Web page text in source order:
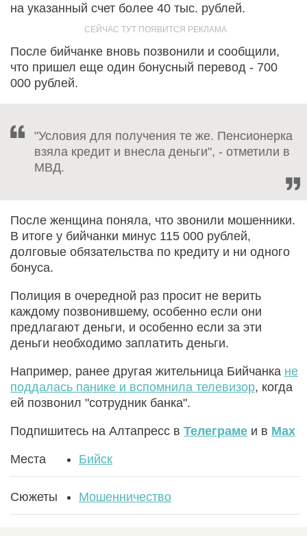
на указанный счет более 40 тыс. рублей.
После бийчанке вновь позвонили и сообщили,
что пришел еще один бонусный перевод - 700
000 рублей.
"Условия для получения те же. Пенсионерка
взяла кредит и внесла деньги", - отметили в
МВД.
После женщина поняла, что звонили мошенники.
В итоге у бийчанки минус 115 000 рублей,
долговые обязательства по кредиту и ни одного
бонуса.
Полиция в очередной раз просит не верить
каждому позвонившему, особенно если они
предлагают деньги, и особенно если за эти
деньги необходимо заплатить деньги.
Например, ранее другая жительница Бийчанка не
поддалась панике и вспомнила телевизор, когда
ей позвонил "сотрудник банка".
Подпишитесь на Алтапресс в Телеграме и в Max
Места Бийск
Сюжеты Мошенничество